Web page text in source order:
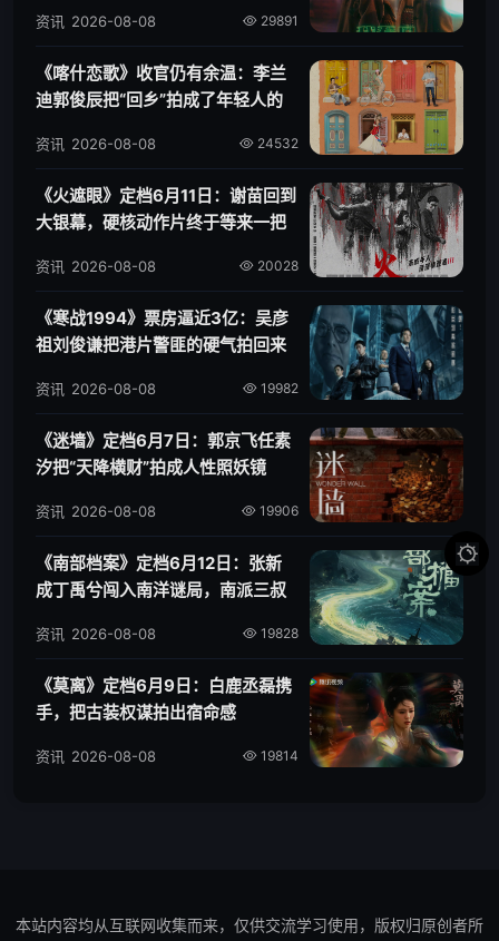
29891
资讯 2026-08-08
《喀什恋歌》收官仍有余温：李兰
迪郭俊辰把“回乡”拍成了年轻人的
24532
资讯 2026-08-08
《火遮眼》定档6月11日：谢苗回到
大银幕，硬核动作片终于等来一把
20028
资讯 2026-08-08
《寒战1994》票房逼近3亿：吴彦
祖刘俊谦把港片警匪的硬气拍回来
19982
资讯 2026-08-08
《迷墙》定档6月7日：郭京飞任素
汐把“天降横财”拍成人性照妖镜
19906
资讯 2026-08-08
《南部档案》定档6月12日：张新
成丁禹兮闯入南洋谜局，南派三叔
19828
资讯 2026-08-08
《莫离》定档6月9日：白鹿丞磊携
手，把古装权谋拍出宿命感
19814
资讯 2026-08-08
本站内容均从互联网收集而来，仅供交流学习使用，版权归原创者所
